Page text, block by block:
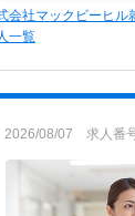
会社マックビーヒル
一覧
2026/08/07 求人番